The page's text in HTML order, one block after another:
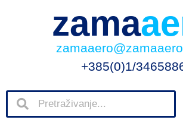
zama
+385(0)1/